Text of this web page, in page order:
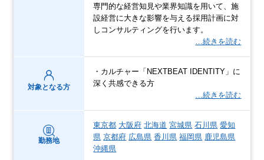
専門的な経営知見や業界知識を用いて、施
設経営に大きな影響を与える採用計画に対
しコンサルティングを行います。
…続きを読む
対象となる方
・カルチャー「NEXTBEAT IDENTITY」に
深く共感できる方
…続きを読む
勤務地
東京都 大阪府 北海道 宮城県 石川県 愛知
県 京都府 広島県 香川県 福岡県 鹿児島県
沖縄県